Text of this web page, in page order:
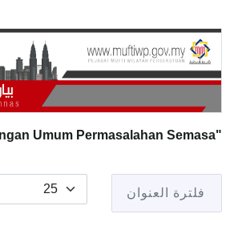
"Keterangan Umum Permasalahan Semasa"
فلترة العنوان عدد الإظهارات: